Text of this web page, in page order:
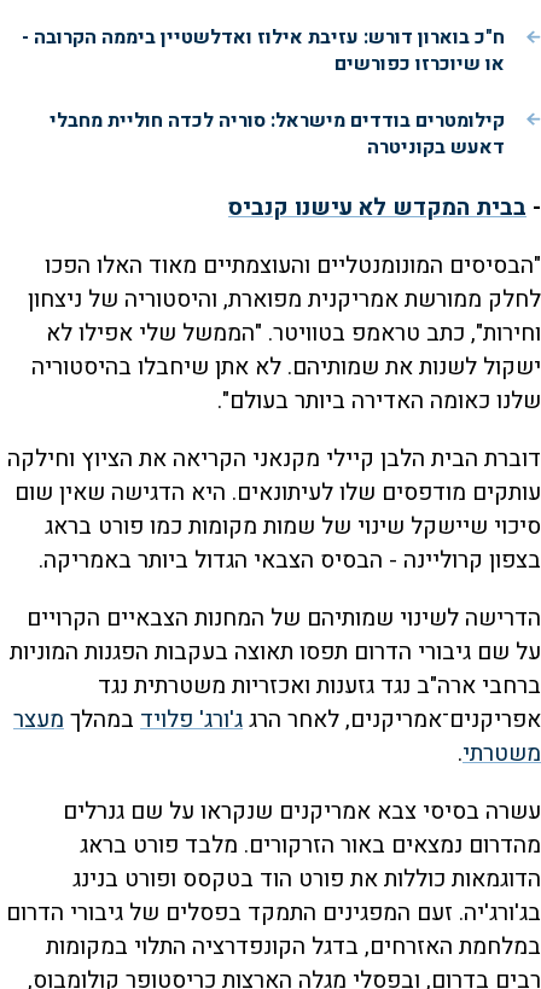
ח"כ בוארון דורש: עזיבת אילוז ואדלשטיין ביממה הקרובה -
או שיוכרזו כפורשים
קילומטרים בודדים מישראל: סוריה לכדה חוליית מחבלי
דאעש בקוניטרה
- בבית המקדש לא עישנו קנביס
"הבסיסים המונומנטליים והעוצמתיים מאוד האלו הפכו
לחלק ממורשת אמריקנית מפוארת, והיסטוריה של ניצחון
וחירות", כתב טראמפ בטוויטר. "הממשל שלי אפילו לא
ישקול לשנות את שמותיהם. לא אתן שיחבלו בהיסטוריה
שלנו כאומה האדירה ביותר בעולם".
דוברת הבית הלבן קיילי מקנאני הקריאה את הציוץ וחילקה
עותקים מודפסים שלו לעיתונאים. היא הדגישה שאין שום
סיכוי שיישקל שינוי של שמות מקומות כמו פורט בראג
בצפון קרוליינה - הבסיס הצבאי הגדול ביותר באמריקה.
הדרישה לשינוי שמותיהם של המחנות הצבאיים הקרויים
על שם גיבורי הדרום תפסו תאוצה בעקבות הפגנות המוניות
ברחבי ארה"ב נגד גזענות ואכזריות משטרתית נגד
אפריקנים־אמריקנים, לאחר הרגג'ורג' פלויד במהלךמעצר
משטרתי.
עשרה בסיסי צבא אמריקנים שנקראו על שם גנרלים
מהדרום נמצאים באור הזרקורים. מלבד פורט בראג
הדוגמאות כוללות את פורט הוד בטקסס ופורט בנינג
בג'ורג'יה. זעם המפגינים התמקד בפסלים של גיבורי הדרום
במלחמת האזרחים, בדגל הקונפדרציה התלוי במקומות
רבים בדרום, ובפסלי מגלה הארצות כריסטופר קולומבוס,